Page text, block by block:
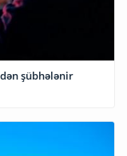
şübhələnir